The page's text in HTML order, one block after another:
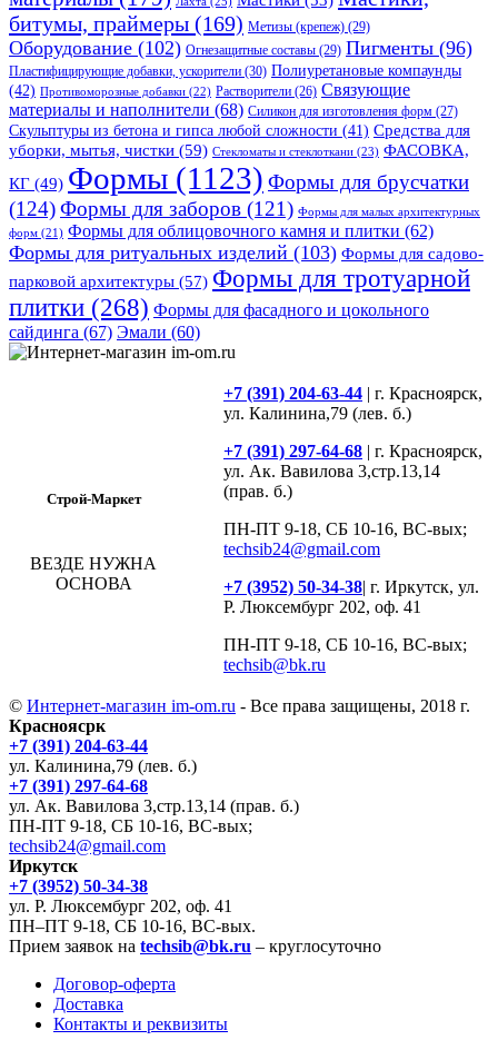
битумы, праймеры (169) Метизы (крепеж) (29)
Оборудование (102) Огнезащитные составы (29) Пигменты (96)
Пластифицирующие добавки, ускорители (30) Полиуретановые компаунды
(42) Противоморозные добавки (22) Растворители (26) Связующие
материалы и наполнители (68) Силикон для изготовления форм (27)
Скульптуры из бетона и гипса любой сложности (41) Средства для
уборки, мытья, чистки (59) Стекломаты и стеклоткани (23) ФАСОВКА,
КГ (49) Формы (1123) Формы для брусчатки
(124)Формы для заборов (121) Формы для малых архитектурных
форм (21) Формы для облицовочного камня и плитки (62)
Формы для ритуальных изделий (103) Формы для садово-
парковой архитектуры (57) Формы для тротуарной
плитки (268) Формы для фасадного и цокольного
сайдинга (67) Эмали (60)
Строй-Маркет
ВЕЗДЕ НУЖНА
ОСНОВА
+7 (391) 204-63-44 | г. Красноярск,
ул. Калинина,79 (лев. б.)
+7 (391) 297-64-68 | г. Красноярск,
ул. Ак. Вавилова 3,стр.13,14
(прав. б.)
ПН-ПТ 9-18, СБ 10-16, ВС-вых;
techsib24@gmail.com
+7 (3952) 50-34-38| г. Иркутск, ул.
Р. Люксембург 202, оф. 41
ПН-ПТ 9-18, СБ 10-16, ВС-вых;
techsib@bk.ru
© Интернет-магазин im-om.ru - Все права защищены, 2018 г.
Красноясрк
+7 (391) 204-63-44
ул. Калинина,79 (лев. б.)
+7 (391) 297-64-68
ул. Ак. Вавилова 3,стр.13,14 (прав. б.)
ПН-ПТ 9-18, СБ 10-16, ВС-вых;
techsib24@gmail.com
Иркутск
+7 (3952) 50-34-38
ул. Р. Люксембург 202, оф. 41
ПН–ПТ 9-18, СБ 10-16, ВС-вых.
Прием заявок на techsib@bk.ru – круглосуточно
Договор-оферта
Доставка
Контакты и реквизиты